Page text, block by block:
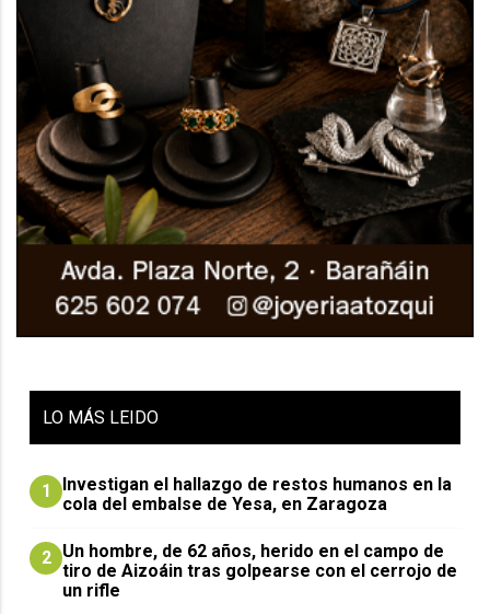
LO MÁS LEIDO
1
Investigan el hallazgo de restos humanos en la
cola del embalse de Yesa, en Zaragoza
2 Un hombre, de 62 años, herido en el campo de
tiro de Aizoáin tras golpearse con el cerrojo de
un rifle